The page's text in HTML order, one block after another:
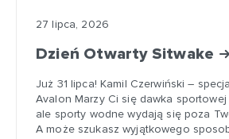
27 lipca, 2026
Dzień Otwarty Sitwake
Już 31 lipca! Kamil Czerwiński –
Avalon Marzy Ci się dawka sportowej
ale sporty wodne wydają się poza
A może szukasz wyjątkowego